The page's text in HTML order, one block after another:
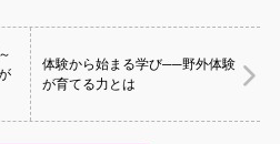
体験から始まる学び──野外体験
が育てる力とは